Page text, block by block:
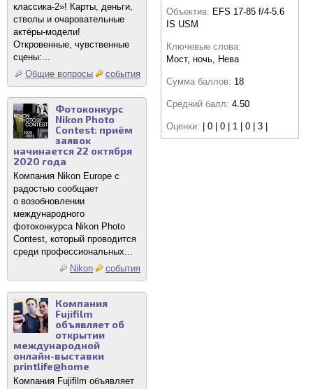
классика-2»! Карты, деньги,
стволы и очаровательные
актёры-модели!
Откровенные, чувственные
сцены:...
Общие вопросы
события
Фотоконкурс
Nikon Photo
Contest: приём
заявок
начинается 22 октября
2020 года
Компания Nikon Europe с
радостью сообщает
о возобновлении
международного
фотоконкурса Nikon Photo
Contest, который проводится
среди профессиональных...
Nikon
события
Компания
Fujifilm
объявляет об
открытии
международной
онлайн-выставки
printlife@home
Компания Fujifilm объявляет
Объектив: EFS 17-85 f/4-5.6
IS USM
Ключевые слова:
Мост, ночь, Нева
Сумма баллов: 18
Средний балл: 4.50
Оценки: | 0 | 0 | 1 | 0 | 3 |